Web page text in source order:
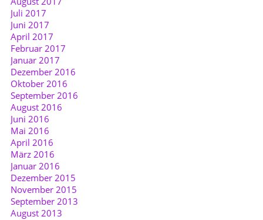
Juli 2017
Juni 2017
April 2017
Februar 2017
Januar 2017
Dezember 2016
Oktober 2016
September 2016
August 2016
Juni 2016
Mai 2016
April 2016
März 2016
Januar 2016
Dezember 2015
November 2015
September 2013
August 2013